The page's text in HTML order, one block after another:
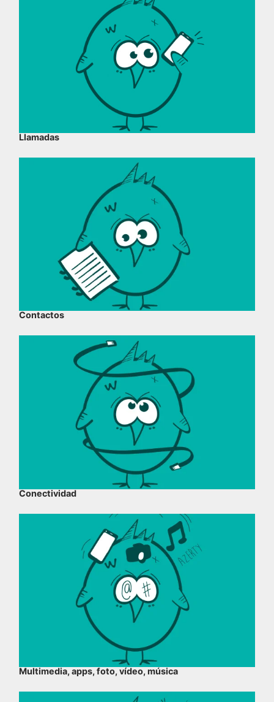
Llamadas
Contactos
Conectividad
Multimedia, apps, foto, vídeo, música